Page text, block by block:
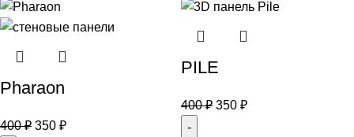
Pharaon
400₽ 350 ₽
PILE
400₽ 350 ₽